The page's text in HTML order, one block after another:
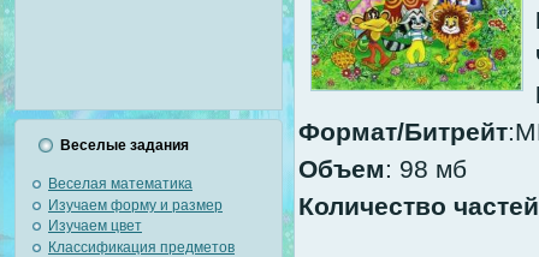
Веселые задания
Веселая математика
Изучаем форму и размер
Изучаем цвет
Классификация предметов
Формат/Битрейт
Объем: 98 мб
Количество частей